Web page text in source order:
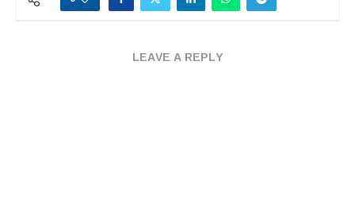
LEAVE A REPLY